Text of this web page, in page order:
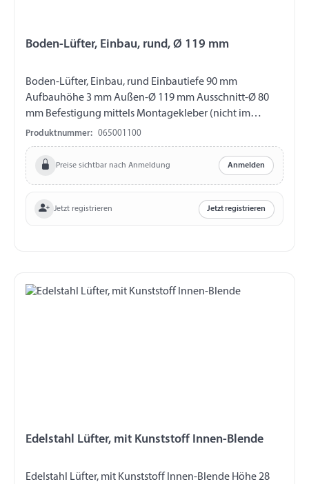
Boden-Lüfter, Einbau, rund, Ø 119 mm
Boden-Lüfter, Einbau, rund Einbautiefe 90 mm
Aufbauhöhe 3 mm Außen-Ø 119 mm Ausschnitt-Ø 80
mm Befestigung mittels Montagekleber (nicht im
Lieferumfang enthalten) Material verstärktes Nylon mit
Glasfaser Lässt schwere Gase austreten Steigert die
Luftströmung Farbe schwarz
Produktnummer: 065001100
Preise sichtbar nach Anmeldung Anmelden
Jetzt registrieren Jetzt registrieren
Edelstahl Lüfter, mit Kunststoff Innen-Blende
Edelstahl Lüfter, mit Kunststoff Innen-Blende Höhe 28